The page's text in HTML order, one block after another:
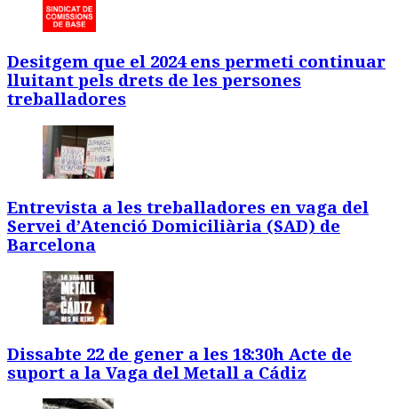
Desitgem que el 2024 ens permeti continuar
lluitant pels drets de les persones
treballadores
Entrevista a les treballadores en vaga del
Servei d’Atenció Domiciliària (SAD) de
Barcelona
Dissabte 22 de gener a les 18:30h Acte de
suport a la Vaga del Metall a Cádiz